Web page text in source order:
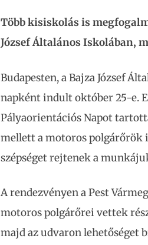
Több kisiskolás is
József Általános Iskolában,
Budapesten, a Bajza József
napként indult október 25-e.
Pályaorientációs Napot
mellett a motoros polgárőrök
szépséget rejtenek a
A rendezvényen a Pest
motoros polgárőrei vettek
majd az udvaron lehetőséget